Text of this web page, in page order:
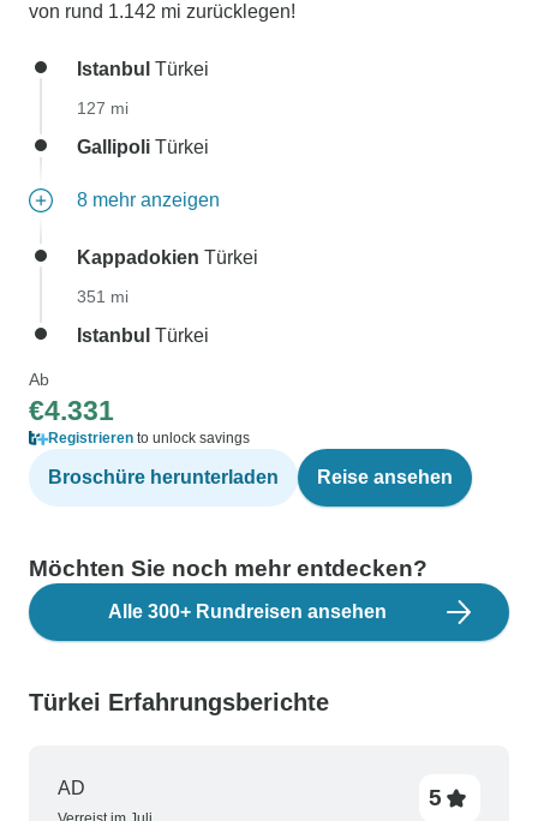
von rund 1.142 mi zurücklegen!
Istanbul Türkei
127 mi
Gallipoli Türkei
8 mehr anzeigen
Kappadokien Türkei
351 mi
Istanbul Türkei
Ab
€4.331
Registrieren to unlock savings
Broschüre herunterladen Reise ansehen
Möchten Sie noch mehr entdecken?
Alle 300+ Rundreisen ansehen
Türkei Erfahrungsberichte
AD 5